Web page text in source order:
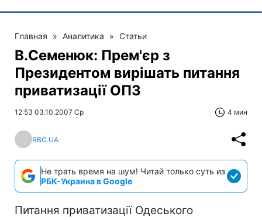
Главная » Аналитика » Статьи
В.Семенюк: Прем'єр з
Президентом вирішать питання
приватизації ОПЗ
12:53 03.10.2007 Ср 4 мин
RBC.UA
Не трать время на шум! Читай только суть из
РБК-Украина в Google
Питання приватизації Одеського